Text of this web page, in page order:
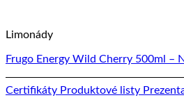
Limonády
Frugo Energy Wild Cherry 500ml –
Certifikáty Produktové listy